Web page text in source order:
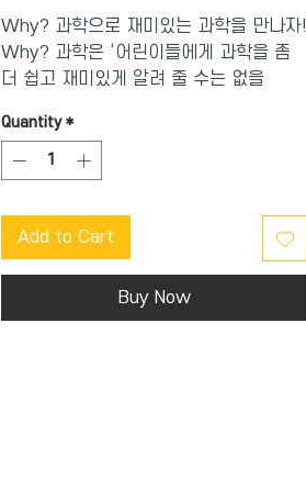
Why? 과학으로 재미있는 과학을 만나자!
Why? 과학은 ‘어린이들에게 과학을 좀
더 쉽고 재미있게 알려 줄 수는 없을
계된 학습 내용을 중심으로, 기초 과학에
서 자연 과학, 응용과학에 이르기까지 방
대한 과학 지식을 쉽고 재미있는 만화로
풀어냈다.
Quantity *
Add to Cart
Buy Now